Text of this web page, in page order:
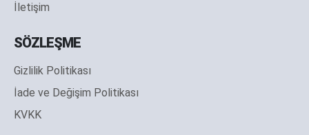
İletişim
SÖZLEŞME
Gizlilik Politikası
İade ve Değişim Politikası
KVKK